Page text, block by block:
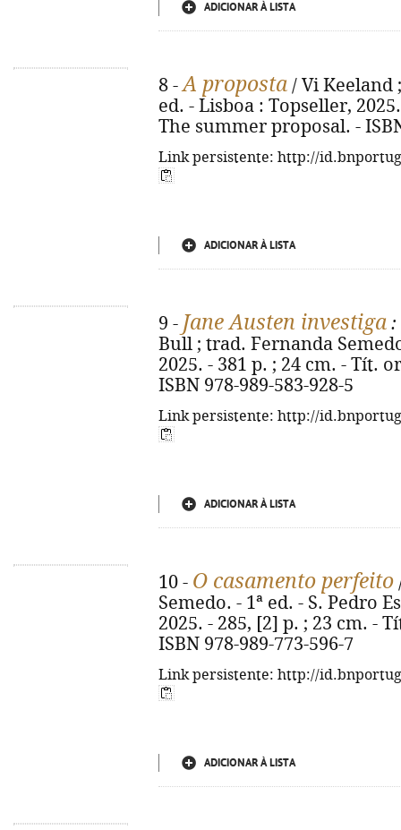
ADICIONAR À LISTA
8 -A proposta / Vi Keeland
ed. - Lisboa : Topseller,
The summer proposal. -
Link persistente: http://
ADICIONAR À LISTA
9 - Jane Austen investiga :
Bull ; trad. Fernanda
2025. - 381 p. ; 24 cm. - Tít.
ISBN 978-989-583-928-5
Link persistente: http://
ADICIONAR À LISTA
10 - O casamento perfeito
Semedo. - 1ª ed. - S. Pedro
2025. - 285, [2] p. ; 23 cm. -
ISBN 978-989-773-596-7
Link persistente: http://
ADICIONAR À LISTA